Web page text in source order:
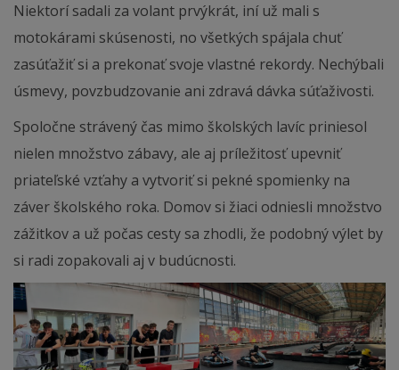
Niektorí sadali za volant prvýkrát, iní už mali s
motokárami skúsenosti, no všetkých spájala chuť
zasúťažiť si a prekonať svoje vlastné rekordy. Nechýbali
úsmevy, povzbudzovanie ani zdravá dávka súťaživosti.
Spoločne strávený čas mimo školských lavíc priniesol
nielen množstvo zábavy, ale aj príležitosť upevniť
priateľské vzťahy a vytvoriť si pekné spomienky na
záver školského roka. Domov si žiaci odniesli množstvo
zážitkov a už počas cesty sa zhodli, že podobný výlet by
si radi zopakovali aj v budúcnosti.